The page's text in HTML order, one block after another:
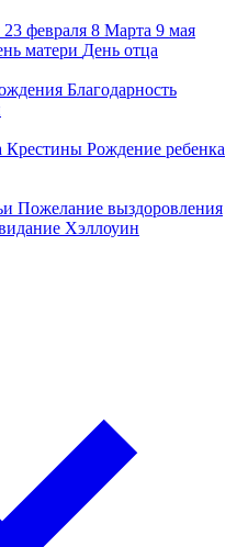
23 февраля 8 Марта 9 мая
матери День отца
Благодарность
Крестины Рождение ребенка
Пожелание выздоровления
Хэллоуин